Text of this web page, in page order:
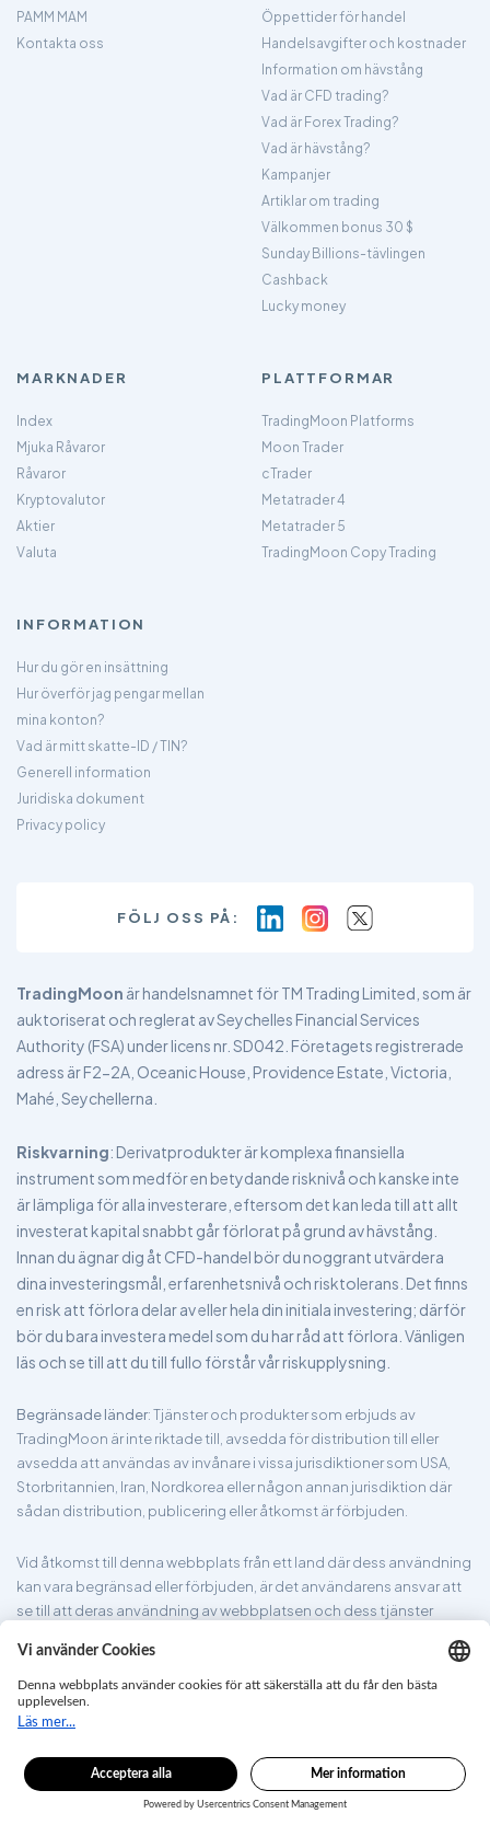
PAMM MAM
Kontakta oss
Öppettider för handel
Handelsavgifter och kostnader
Information om hävstång
Vad är CFD trading?
Vad är Forex Trading?
Vad är hävstång?
Kampanjer
Artiklar om trading
Välkommen bonus 30 $
Sunday Billions-tävlingen
Cashback
Lucky money
MARKNADER
Index
Mjuka Råvaror
Råvaror
Kryptovalutor
Aktier
Valuta
PLATTFORMAR
TradingMoon Platforms
Moon Trader
cTrader
Metatrader 4
Metatrader 5
TradingMoon Copy Trading
INFORMATION
Hur du gör en insättning
Hur överför jag pengar mellan
mina konton?
Vad är mitt skatte-ID / TIN?
Generell information
Juridiska dokument
Privacy policy
FÖLJ OSS PÅ:
TradingMoon är handelsnamnet för TM Trading Limited, som är
auktoriserat och reglerat av Seychelles Financial Services
Authority (FSA) under licens nr. SD042. Företagets registrerade
adress är F2-2A, Oceanic House, Providence Estate, Victoria,
Mahé, Seychellerna.
Riskvarning: Derivatprodukter är komplexa finansiella
instrument som medför en betydande risknivå och kanske inte
är lämpliga för alla investerare, eftersom det kan leda till att allt
investerat kapital snabbt går förlorat på grund av hävstång.
Innan du ägnar dig åt CFD-handel bör du noggrant utvärdera
dina investeringsmål, erfarenhetsnivå och risktolerans. Det finns
en risk att förlora delar av eller hela din initiala investering; därför
bör du bara investera medel som du har råd att förlora. Vänligen
läs och se till att du till fullo förstår vår riskupplysning.
Begränsade länder: Tjänster och produkter som erbjuds av
TradingMoon är inte riktade till, avsedda för distribution till eller
avsedda att användas av invånare i vissa jurisdiktioner som USA,
Storbritannien, Iran, Nordkorea eller någon annan jurisdiktion där
sådan distribution, publicering eller åtkomst är förbjuden.
Vid åtkomst till denna webbplats från ett land där dess användning
kan vara begränsad eller förbjuden, är det användarens ansvar att
se till att deras användning av webbplatsen och dess tjänster
garanterar inte att informationen på dess webbplats är lämplig för
alla jurisdiktioner.
tradingmoon.com ©2026. Alla rättigheter förbehållna